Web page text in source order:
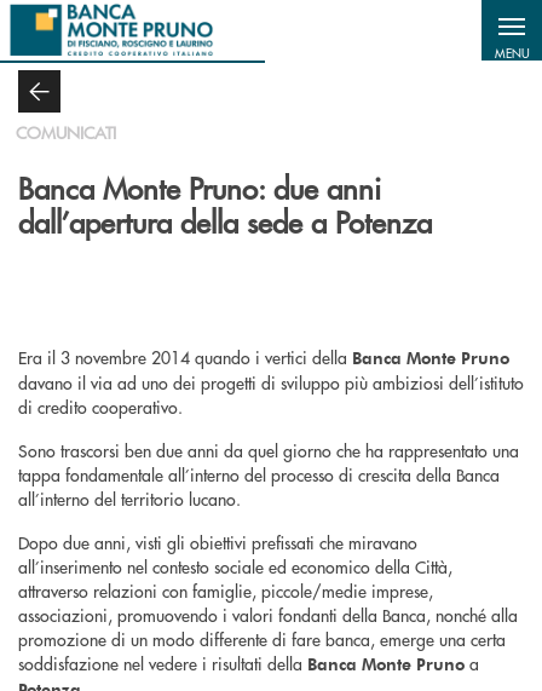
Salta al contenuto principale
MENU
COMUNICATI
Banca Monte Pruno: due anni
dall’apertura della sede a Potenza
Era il 3 novembre 2014 quando i vertici della Banca Monte Pruno
davano il via ad uno dei progetti di sviluppo più ambiziosi dell’istituto
di credito cooperativo.
Sono trascorsi ben due anni da quel giorno che ha rappresentato una
tappa fondamentale all’interno del processo di crescita della Banca
all’interno del territorio lucano.
Dopo due anni, visti gli obiettivi prefissati che miravano
all’inserimento nel contesto sociale ed economico della Città,
attraverso relazioni con famiglie, piccole/medie imprese,
associazioni, promuovendo i valori fondanti della Banca, nonché alla
promozione di un modo differente di fare banca, emerge una certa
soddisfazione nel vedere i risultati della Banca Monte Pruno a